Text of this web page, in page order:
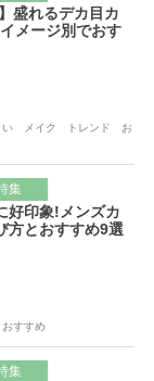
盛れるデカ目カ
メージ別でおす
い メイク トレンド お
集
好印象!メンズカ
方とおすすめ9選
すすめ
集